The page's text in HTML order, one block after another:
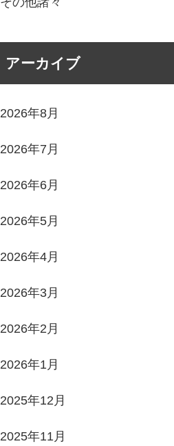
アーカイブ
2026年8月
2026年7月
2026年6月
2026年5月
2026年4月
2026年3月
2026年2月
2026年1月
2025年12月
2025年11月